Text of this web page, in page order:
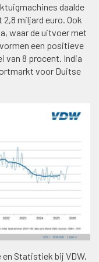
daalde
miljard euro. Ook
waar de uitvoer met
een positieve
van 8 procent. India
voor Duitse
en Statistiek bij VDW,